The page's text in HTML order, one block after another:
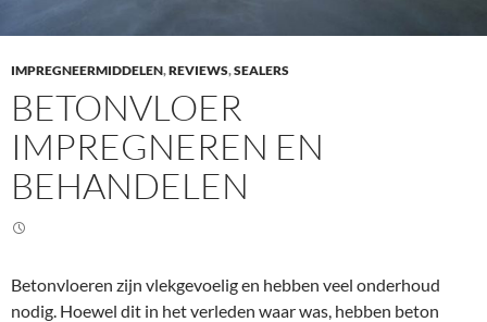
IMPREGNEERMIDDELEN,REVIEWS,SEALERS
BETONVLOER
IMPREGNEREN EN
BEHANDELEN
Betonvloeren zijn vlekgevoelig en hebben veel onderhoud
nodig. Hoewel dit in het verleden waar was, hebben beton